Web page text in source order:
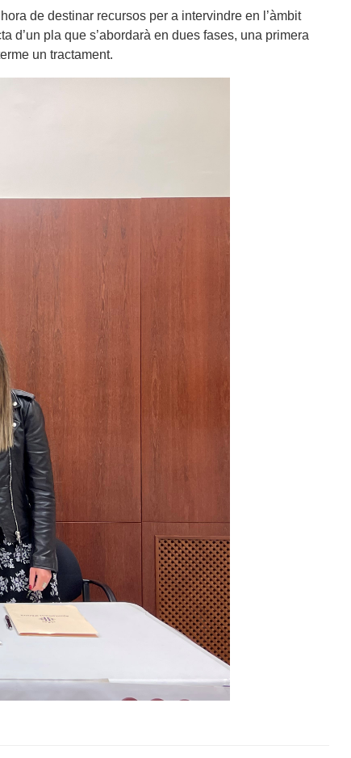
de destinar recursos per a intervindre en l’àmbit
d’un pla que s’abordarà en dues fases, una primera
un tractament.